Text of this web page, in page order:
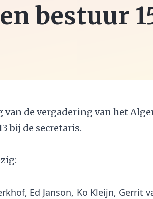
bestuur
van de vergadering van het
bij de secretaris.
Ed Janson, Ko Kleijn, Gerrit